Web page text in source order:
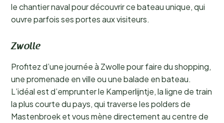
le chantier naval pour découvrir ce bateau unique, qui
ouvre parfois ses portes aux visiteurs.
Zwolle
Profitez d’une journée à Zwolle pour faire du shopping,
une promenade en ville ou une balade en bateau.
L’idéal est d’emprunter le Kamperlijntje, la ligne de train
la plus courte du pays, qui traverse les polders de
Mastenbroek et vous mène directement au centre de